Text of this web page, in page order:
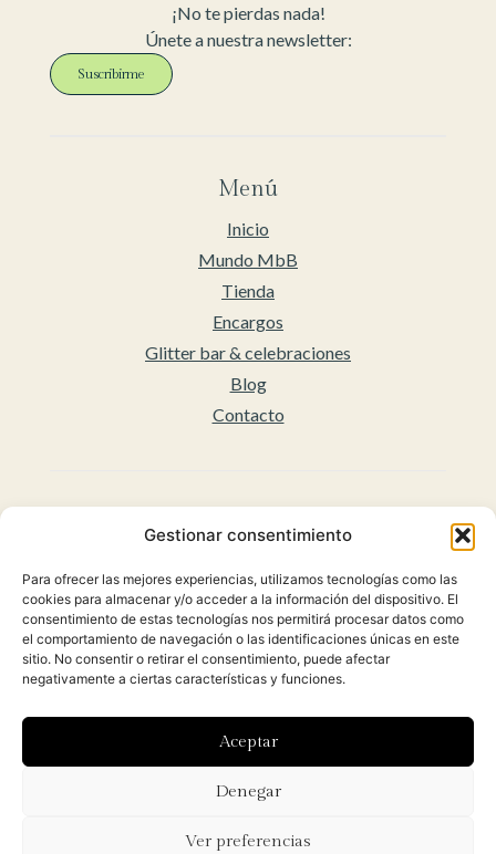
Gestionar consentimiento
Para ofrecer las mejores experiencias, utilizamos tecnologías como las
cookies para almacenar y/o acceder a la información del dispositivo. El
consentimiento de estas tecnologías nos permitirá procesar datos como
el comportamiento de navegación o las identificaciones únicas en este
sitio. No consentir o retirar el consentimiento, puede afectar
negativamente a ciertas características y funciones.
Aceptar
Denegar
Ver preferencias
¡No te pierdas nada!
Únete a nuestra newsletter:
Suscribirme
Menú
Inicio
Mundo MbB
Tienda
Encargos
Glitter bar & celebraciones
Blog
Contacto
Accesibilidad
Políticas de privacidad
Política de cookies (UE)
Condiciones Generales para la venta Online
Orbidi.